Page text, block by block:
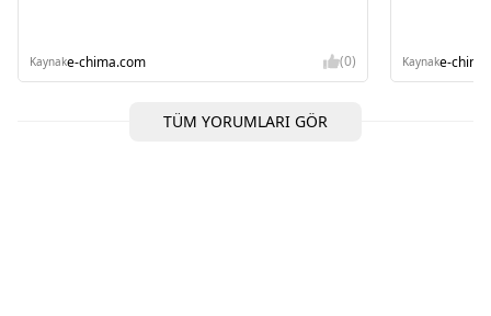
Kaynake-chima.com (0) Kaynake-
TÜM YORUMLARI GÖR